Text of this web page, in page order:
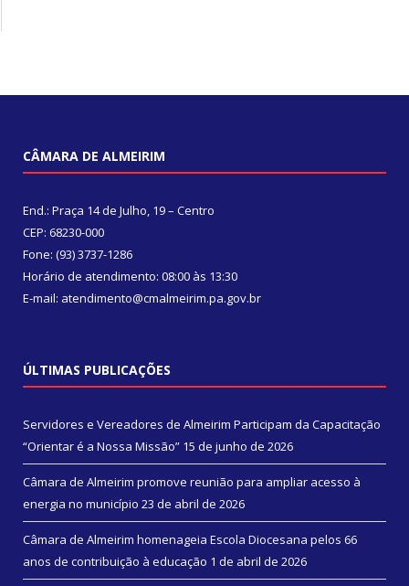
CÂMARA DE ALMEIRIM
End.: Praça 14 de Julho, 19 – Centro
CEP: 68230-000
Fone: (93) 3737-1286
Horário de atendimento: 08:00 às 13:30
E-mail: atendimento@cmalmeirim.pa.gov.br
ÚLTIMAS PUBLICAÇÕES
Servidores e Vereadores de Almeirim Participam da Capacitação
“Orientar é a Nossa Missão” 15 de junho de 2026
Câmara de Almeirim promove reunião para ampliar acesso à
energia no município 23 de abril de 2026
Câmara de Almeirim homenageia Escola Diocesana pelos 66
anos de contribuição à educação 1 de abril de 2026